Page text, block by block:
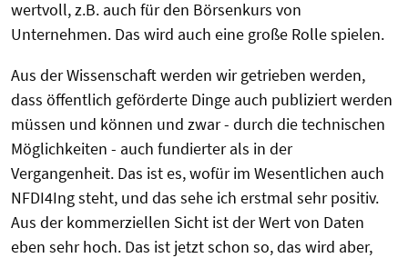
wertvoll, z.B. auch für den Börsenkurs von
Unternehmen. Das wird auch eine große Rolle spielen.
Aus der Wissenschaft werden wir getrieben werden,
dass öffentlich geförderte Dinge auch publiziert werden
müssen und können und zwar - durch die technischen
Möglichkeiten - auch fundierter als in der
Vergangenheit. Das ist es, wofür im Wesentlichen auch
NFDI4Ing steht, und das sehe ich erstmal sehr positiv.
Aus der kommerziellen Sicht ist der Wert von Daten
eben sehr hoch. Das ist jetzt schon so, das wird aber,